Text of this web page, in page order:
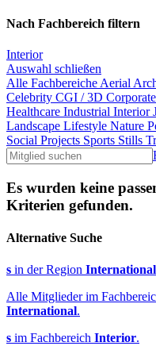
Nach Fachbereich filtern
Interior
Auswahl schließen
Alle Fachbereiche Aerial
Celebrity CGI / 3D Corporate
Healthcare Industrial Interior
Landscape Lifestyle Nature
Social Projects Sports Stills
Es wurden keine
Kriterien gefunden.
Alternative Suche
s in der Region International
Alle Mitglieder im
International.
s im Fachbereich Interior.